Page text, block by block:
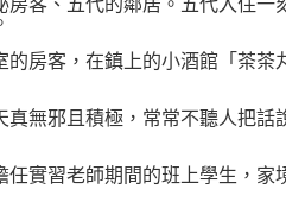
房客、五代的鄰居。五代入住
的房客，在鎮上的小酒館「茶
真無邪且積極，常常不聽人把
任實習老師期間的班上學生，家